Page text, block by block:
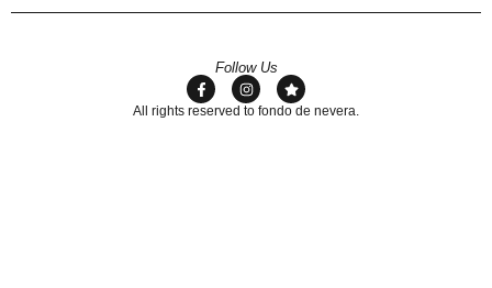
Follow Us
All rights reserved to fondo de nevera.